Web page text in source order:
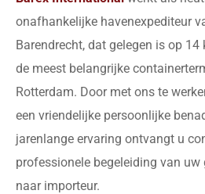
onafhankelijke havenexpediteur
Barendrecht, dat gelegen is op
de meest belangrijke
Rotterdam. Door met ons te
een vriendelijke persoonlijke
jarenlange ervaring ontvangt u
professionele begeleiding van uw
naar importeur.